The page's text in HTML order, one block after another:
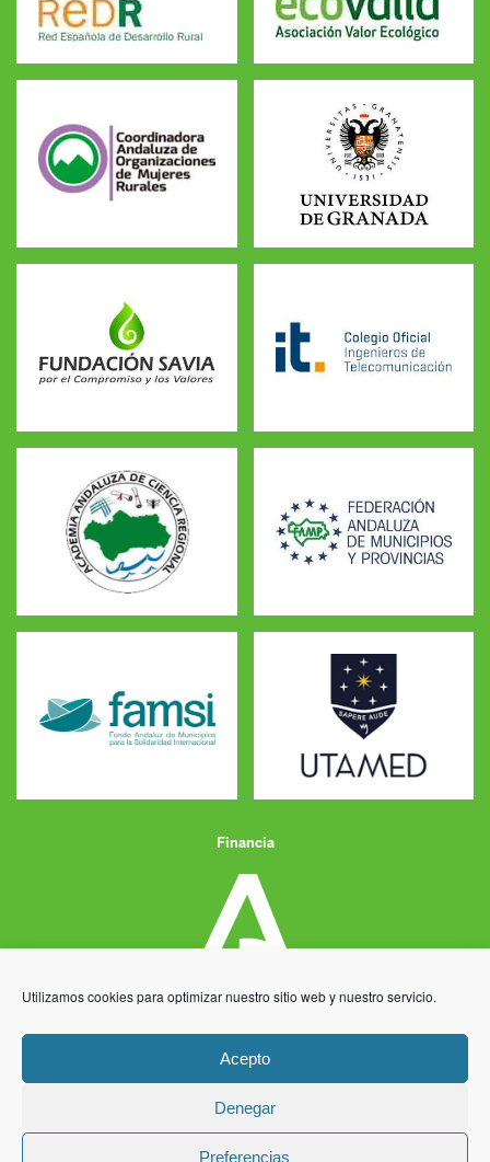
Utilizamos cookies para optimizar nuestro sitio web y nuestro servicio.
Acepto
Denegar
Preferencias
Financia